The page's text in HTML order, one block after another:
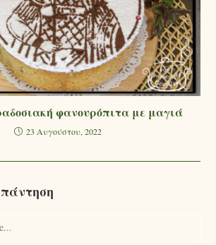
φανουρόπιτα με μαγιά
23 Αυγούστου, 2022